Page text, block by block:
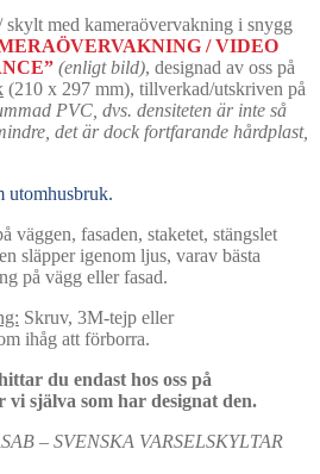
med kameraövervakning i snygg
/ VIDEO
(enligt bild), designad av oss på
(210 x 297 mm), tillverkad/utskriven på
PVC, dvs. densiteten är inte så
det är dock fortfarande hårdplast,
utomhusbruk.
väggen, fasaden, staketet, stängslet
släpper igenom ljus, varav bästa
på vägg eller fasad.
Skruv, 3M-tejp eller
ihåg att förborra.
du endast hos oss på
själva som har designat den.
– SVENSKA VARSELSKYLTAR